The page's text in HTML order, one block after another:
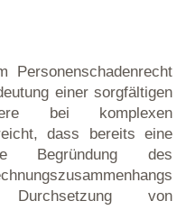
einer sorgfältigen
bei komplexen
dass bereits eine
Begründung des
von